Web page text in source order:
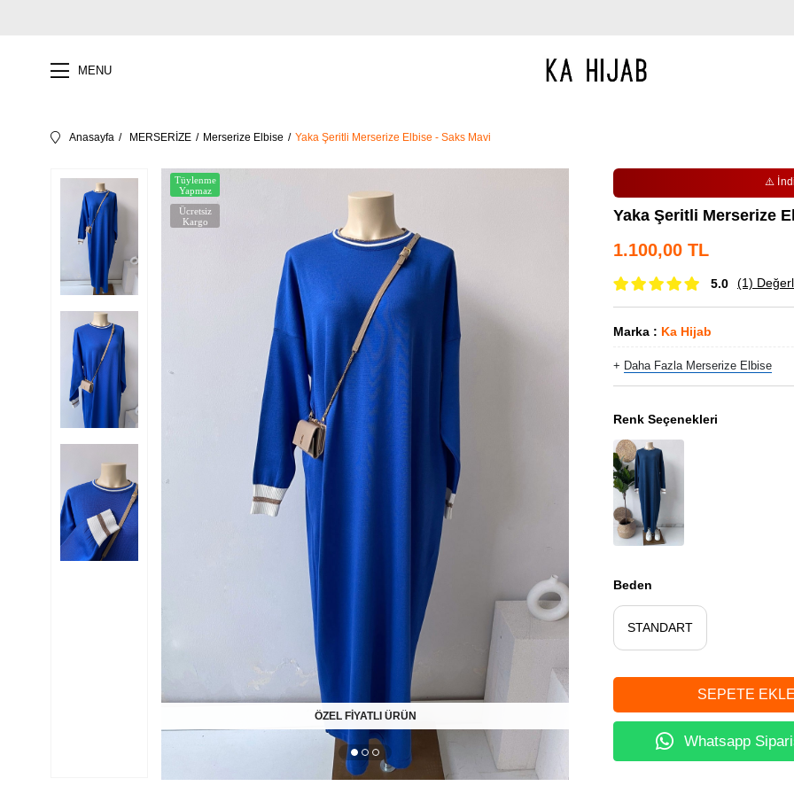
MENU
Anasayfa MERSERİZE Merserize Elbise Yaka Şeritli Merserize Elbise - Saks Mavi
Ücretsiz
Kargo
Tüylenme
Yapmaz
ÖZEL FİYATLI ÜRÜN
⚠️
Yaka Şeritli Merserize
1.100,00 TL
5.0 (1)
Marka : Ka Hijab
+ Daha Fazla Merserize Elbise
Renk Seçenekleri
Beden
STANDART
Whatsapp